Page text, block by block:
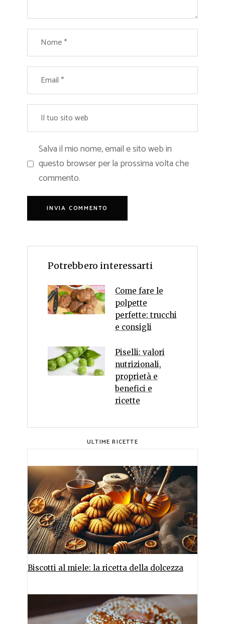
Salva il mio nome, email e sito web in
questo browser per la prossima volta che
commento.
Potrebbero interessarti
Come fare le
polpette
perfette: trucchi
e consigli
Piselli: valori
nutrizionali,
proprietà e
benefici e
ricette
ULTIME RICETTE
Biscotti al miele: la ricetta della dolcezza